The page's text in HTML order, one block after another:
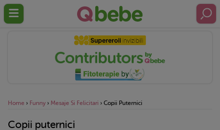
Home › Funny › Mesaje Si Felicitari › Copii Puternici
Copii puternici